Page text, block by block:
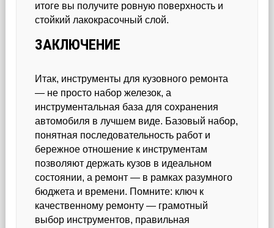
итоге вы получите ровную поверхность и
стойкий лакокрасочный слой.
ЗАКЛЮЧЕНИЕ
Итак, инструменты для кузовного ремонта
— не просто набор железок, а
инструментальная база для сохранения
автомобиля в лучшем виде. Базовый набор,
понятная последовательность работ и
бережное отношение к инструментам
позволяют держать кузов в идеальном
состоянии, а ремонт — в рамках разумного
бюджета и времени. Помните: ключ к
качественному ремонту — грамотный
выбор инструментов, правильная